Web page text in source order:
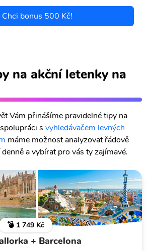
Chci bonus 500 Kč!
na akční letenky na
Vám přinášíme pravidelné tipy na
s vyhledávačem levných
máme možnost analyzovat řádově
a vybírat pro vás ty zajímavé.
💣 1 749 Kč
+ Barcelona